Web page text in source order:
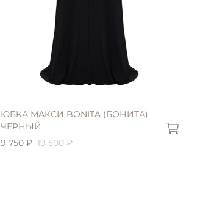
ЮБКА МАКСИ BONITA (БОНИТА),
ЧЕРНЫЙ
9 750 ₽ 19 500 ₽